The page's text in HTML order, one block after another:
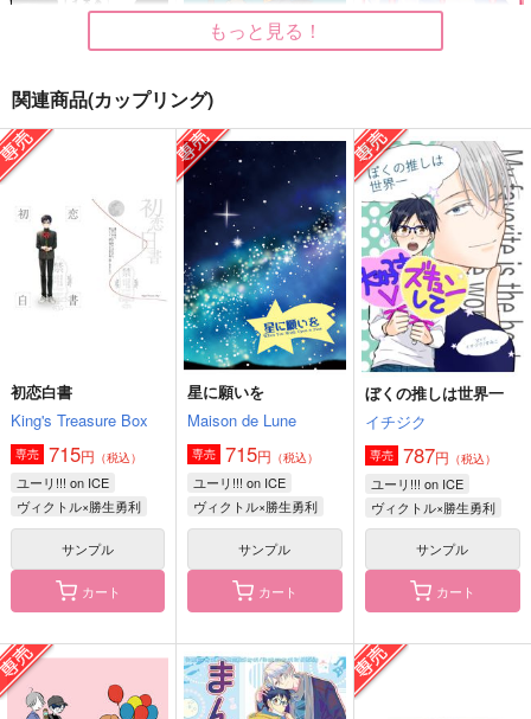
About 10 Years Later
150円
ヴィクトル×勝生勇利
サンプル
マッカチンと謎解きゲ
ーム
コトノハ
787円（税込）
ヴィクトル×勝生勇利
サンプル
作品詳細
HUG×KISS
D.T.
315円（税込）
ヴィクトル×勝生勇利
サンプル
作品詳細
Eggs
紅茶シフォン
きみと氷の上
湯治生活
八ヶ月の自覚
もっと見る！
関連商品(カップリング)
初恋白書
King's Treasure Box
専売 715円 （税込）
ユーリ!!! on ICE
ヴィクトル×勝生勇利
サンプル
カート
星に願いを
Maison de Lune
専売 715円 （税込）
ユーリ!!! on ICE
ヴィクトル×勝生勇利
サンプル
カート
ぼくの推しは世界一
イチジク
専売 787円 （税込）
ユーリ!!! on ICE
ヴィクトル×勝生勇利
サンプル
カート